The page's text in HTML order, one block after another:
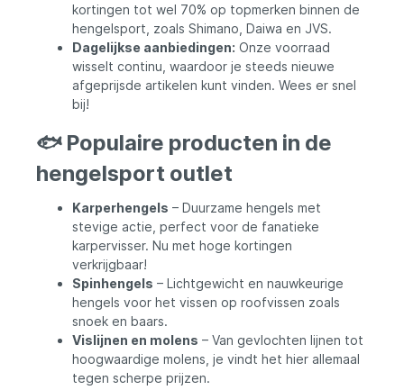
kortingen tot wel 70% op topmerken binnen de
hengelsport, zoals Shimano, Daiwa en JVS.
Dagelijkse aanbiedingen: Onze voorraad
wisselt continu, waardoor je steeds nieuwe
afgeprijsde artikelen kunt vinden. Wees er snel
bij!
🐟 Populaire producten in de
hengelsport outlet
Karperhengels – Duurzame hengels met
stevige actie, perfect voor de fanatieke
karpervisser. Nu met hoge kortingen
verkrijgbaar!
Spinhengels – Lichtgewicht en nauwkeurige
hengels voor het vissen op roofvissen zoals
snoek en baars.
Vislijnen en molens – Van gevlochten lijnen tot
hoogwaardige molens, je vindt het hier allemaal
tegen scherpe prijzen.